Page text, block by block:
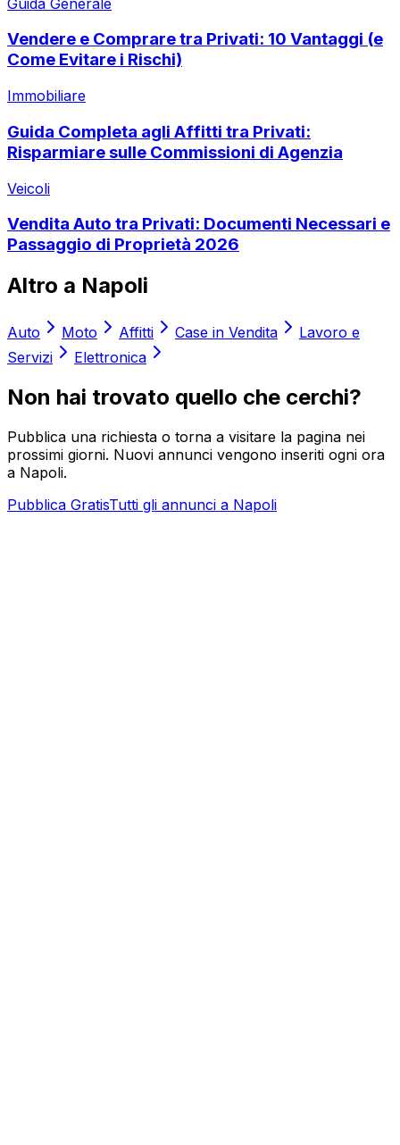
Vendere e Comprare tra Privati: 10 Vantaggi (e
Come Evitare i Rischi)
Immobiliare
Guida Completa agli Affitti tra Privati:
Risparmiare sulle Commissioni di Agenzia
Veicoli
Vendita Auto tra Privati: Documenti Necessari e
Passaggio di Proprietà 2026
Altro a Napoli
Auto Moto Affitti Case in Vendita
Lavoro e
Servizi
Elettronica
Non hai trovato quello che cerchi?
Pubblica una richiesta o torna a visitare la pagina nei
prossimi giorni. Nuovi annunci vengono inseriti ogni ora
a Napoli.
Pubblica GratisTutti gli annunci a Napoli